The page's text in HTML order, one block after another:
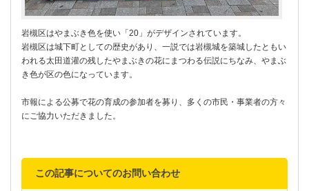
岩槻区はやまぶき色を使い「20」がデザインされています。
岩槻区は城下町としての歴史があり、一説では岩槻城を築城したともい
われる太田道灌の残したやまぶきの花にまつわる伝説にちなみ、やまぶ
き色が区の色になっています。
市報による公募で花の育成の参加者を募り、多くの市民・事業者の方々
にご協力いただきました。
この記事についてのお問い合わせ